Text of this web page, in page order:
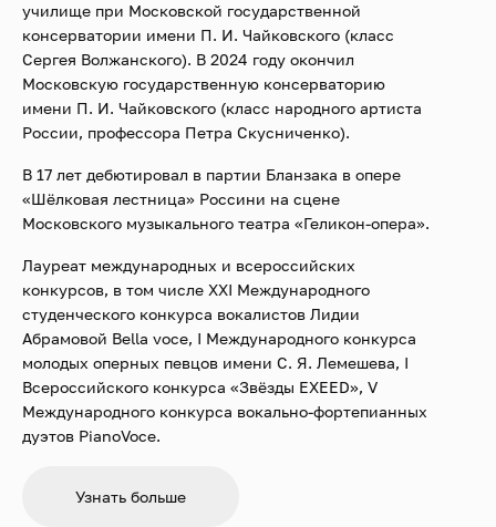
училище при Московской государственной
консерватории имени П. И. Чайковского (класс
Сергея Волжанского). В 2024 году окончил
Московскую государственную консерваторию
имени П. И. Чайковского (класс народного артиста
России, профессора Петра Скусниченко).
В 17 лет дебютировал в партии Бланзака в опере
«Шёлковая лестница» Россини на сцене
Московского музыкального театра «Геликон-опера».
Лауреат международных и всероссийских
конкурсов, в том числе XXI Международного
студенческого конкурса вокалистов Лидии
Абрамовой Bella voce, I Международного конкурса
молодых оперных певцов имени С. Я. Лемешева, I
Всероссийского конкурса «Звёзды EXEED», V
Международного конкурса вокально-фортепианных
дуэтов PianoVoce.
Дважды Краснознаменного ордена Красной Звезды
Узнать больше